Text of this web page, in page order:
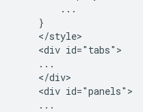
        ...
    }
    </style>
    <div id="tabs">
    ...
    </div>
    <div id="panels">
    ...